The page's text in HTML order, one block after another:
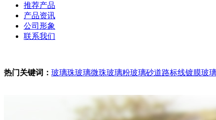
推荐产品
产品资讯
公司形象
联系我们
热门关键词： 玻璃珠玻璃微珠玻璃粉玻璃砂道路标线镀膜玻